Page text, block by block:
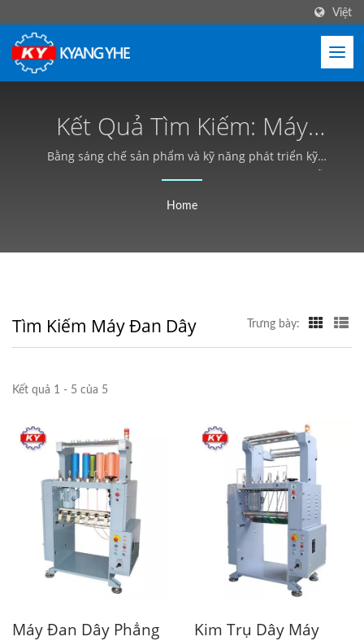
Việt
Kết Quả Tìm Kiếm: Máy
Đan Dây | Nhà Sản Xuất
Máy Dệt Kim Tự Động Tốc
Bằng sáng chế sản phẩm và kỹ năng phát triển kỹ
thuật cho Máy dệt kim tốc độ cao, và đa dạng hóa mẫu
theo nhu cầu khách hàng.
Home
Tìm Kiếm Máy Đan Dây Trưng bày:
Kết quả 1 - 5 của 5
Máy Đan Dây Phẳng
Kim Trụ Dây Máy